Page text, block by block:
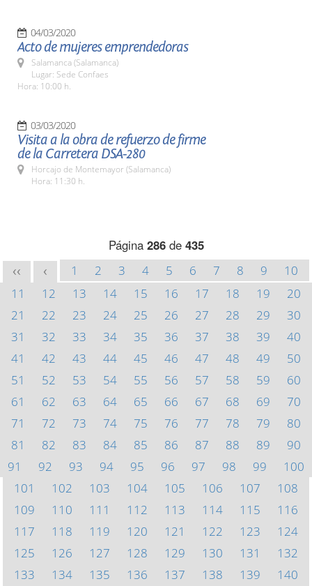
04/03/2020
Acto de mujeres emprendedoras
Salamanca (Salamanca)
Lugar: Sede Confaes
Hora: 10:00 h.
03/03/2020
Visita a la obra de refuerzo de firme
de la Carretera DSA-280
Horcajo de Montemayor (Salamanca)
Hora: 11:30 h.
Página 286de 435
<< < 1 2 3 4 5 6 7 8 9
10
11
12 13 14 15 16 17 18 19
20
21
22 23 24 25 26 27 28 29
30
31
32 33 34 35 36 37 38 39
40
41
42 43 44 45 46 47 48 49
50
51
52 53 54 55 56 57 58 59
60
61
62 63 64 65 66 67 68 69
70
71
72 73 74 75 76 77 78 79
80
81
82 83 84 85 86 87 88 89
90
91
92 93 94 95 96 97 98 99
100
101
102 103 104 105 106 107
108
109
110 111 112 113 114 115
116
117
118 119 120 121 122 123
124
125
126 127 128 129 130 131
132
133
134 135 136 137 138 139
140